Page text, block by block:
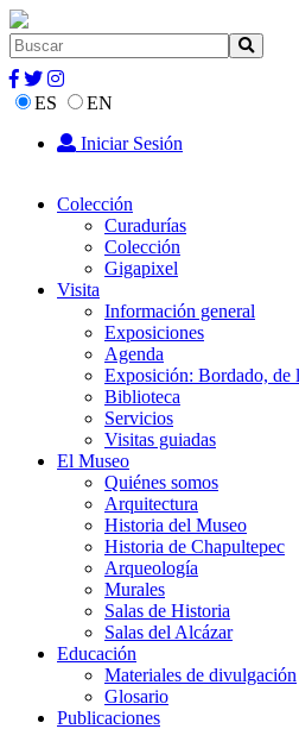
ES
EN
Iniciar Sesión
Colección
Curadurías
Colección
Gigapixel
Visita
Información general
Exposiciones
Agenda
Exposición: Bordado, de
Biblioteca
Servicios
Visitas guiadas
El Museo
Quiénes somos
Arquitectura
Historia del Museo
Historia de Chapultepec
Arqueología
Murales
Salas de Historia
Salas del Alcázar
Educación
Materiales de divulgación
Glosario
Publicaciones